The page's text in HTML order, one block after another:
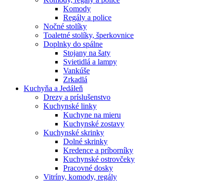
Komody
Regály a police
Nočné stolíky
Toaletné stolíky, šperkovnice
Doplnky do spálne
Stojany na šaty
Svietidlá a lampy
Vankúše
Zrkadlá
Kuchyňa a Jedáleň
Drezy a príslušenstvo
Kuchynské linky
Kuchyne na mieru
Kuchynské zostavy
Kuchynské skrinky
Dolné skrinky
Kredence a príborníky
Kuchynské ostrovčeky
Pracovné dosky
Vitríny, komody, regály